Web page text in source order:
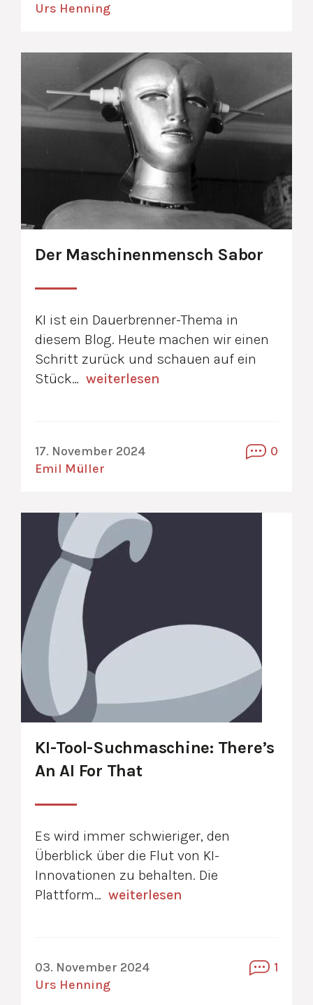
Urs Henning
Der Maschinenmensch Sabor
KI ist ein Dauerbrenner-Thema in
diesem Blog. Heute machen wir einen
Schritt zurück und schauen auf ein
Stück… weiterlesen
17. November 2024
Emil Müller
0
KI-Tool-Suchmaschine: There’s
An AI For That
Es wird immer schwieriger, den
Überblick über die Flut von KI-
Innovationen zu behalten. Die
Plattform… weiterlesen
03. November 2024
Urs Henning
1